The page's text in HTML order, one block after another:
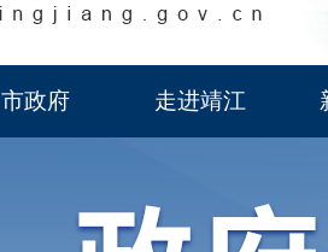
市政府 走进靖江